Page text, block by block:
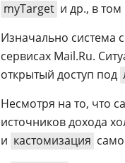
myTarget и др., в том
Изначально система
сервисах Mail.Ru.
открытый доступ под
Несмотря на то, что
источников дохода
и кастомизация